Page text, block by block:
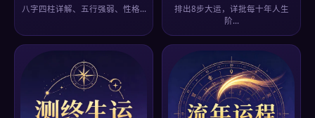
八字四柱详解、五行强弱、性格…
排出8步大运，详批每十年人生
阶…